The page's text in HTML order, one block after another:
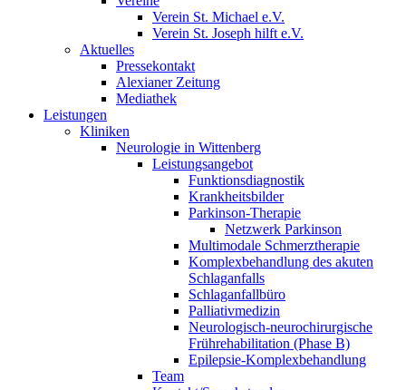
Verein St. Michael e.V.
Verein St. Joseph hilft e.V.
Aktuelles
Pressekontakt
Alexianer Zeitung
Mediathek
Leistungen
Kliniken
Neurologie in Wittenberg
Leistungsangebot
Funktionsdiagnostik
Krankheitsbilder
Parkinson-Therapie
Netzwerk Parkinson
Multimodale Schmerztherapie
Komplexbehandlung des akuten
Schlaganfalls
Schlaganfallbüro
Palliativmedizin
Neurologisch-neurochirurgische
Frührehabilitation (Phase B)
Epilepsie-Komplexbehandlung
Team